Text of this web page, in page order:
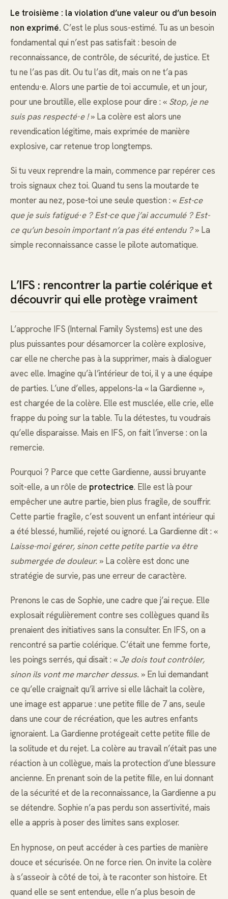
Le troisième : la violation d’une valeur ou d’un besoin
non exprimé. C’est le plus sous-estimé. Tu as un besoin
fondamental qui n’est pas satisfait : besoin de
reconnaissance, de contrôle, de sécurité, de justice. Et
tu ne l’as pas dit. Ou tu l’as dit, mais on ne t’a pas
entendu·e. Alors une partie de toi accumule, et un jour,
pour une broutille, elle explose pour dire : « Stop, je ne
suis pas respecté·e !» La colère est alors une
revendication légitime, mais exprimée de manière
explosive, car retenue trop longtemps.
Si tu veux reprendre la main, commence par repérer ces
trois signaux chez toi. Quand tu sens la moutarde te
monter au nez, pose-toi une seule question : « Est-ce
que je suis fatigué·e ? Est-ce que j’ai accumulé ? Est-
ce qu’un besoin important n’a pas été entendu ?» La
simple reconnaissance casse le pilote automatique.
L’IFS : rencontrer la partie colérique et
découvrir qui elle protège vraiment
L’approche IFS (Internal Family Systems) est une des
plus puissantes pour désamorcer la colère explosive,
car elle ne cherche pas à la supprimer, mais à dialoguer
avec elle. Imagine qu’à l’intérieur de toi, il y a une équipe
de parties. L’une d’elles, appelons-la « la Gardienne »,
est chargée de la colère. Elle est musclée, elle crie, elle
frappe du poing sur la table. Tu la détestes, tu voudrais
qu’elle disparaisse. Mais en IFS, on fait l’inverse : on la
remercie.
Pourquoi ? Parce que cette Gardienne, aussi bruyante
soit-elle, a un rôle de protectrice. Elle est là pour
empêcher une autre partie, bien plus fragile, de souffrir.
Cette partie fragile, c’est souvent un enfant intérieur qui
a été blessé, humilié, rejeté ou ignoré. La Gardienne dit : «
Laisse-moi gérer, sinon cette petite partie va être
submergée de douleur. » La colère est donc une
stratégie de survie, pas une erreur de caractère.
Prenons le cas de Sophie, une cadre que j’ai reçue. Elle
explosait régulièrement contre ses collègues quand ils
prenaient des initiatives sans la consulter. En IFS, on a
rencontré sa partie colérique. C’était une femme forte,
les poings serrés, qui disait : « Je dois tout contrôler,
sinon ils vont me marcher dessus. » En lui demandant
ce qu’elle craignait qu’il arrive si elle lâchait la colère,
une image est apparue : une petite fille de 7 ans, seule
dans une cour de récréation, que les autres enfants
ignoraient. La Gardienne protégeait cette petite fille de
la solitude et du rejet. La colère au travail n’était pas une
réaction à un collègue, mais la protection d’une blessure
ancienne. En prenant soin de la petite fille, en lui donnant
de la sécurité et de la reconnaissance, la Gardienne a pu
se détendre. Sophie n’a pas perdu son assertivité, mais
elle a appris à poser des limites sans exploser.
En hypnose, on peut accéder à ces parties de manière
douce et sécurisée. On ne force rien. On invite la colère
à s’asseoir à côté de toi, à te raconter son histoire. Et
quand elle se sent entendue, elle n’a plus besoin de